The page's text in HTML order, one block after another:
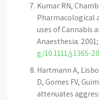
Kumar RN,
Pharmacological
uses of Cannabis
Anaesthesia.
g/10.1111/j.1365-
Hartmann A,
D, Gomes FV,
attenuates